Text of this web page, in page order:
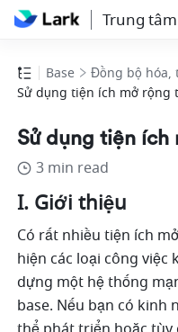
Trung
Base
Đồng bộ hóa,
Sử dụng tiện ích mở rộng
Sử dụng tiện ích
3 min read
I. Giới thiệu
Có rất nhiều tiện ích
hiện các loại công việc
dựng một hệ thống
base. Nếu bạn có kinh